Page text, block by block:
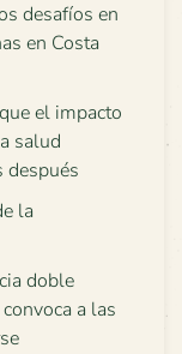
desafíos en
en Costa
el impacto
salud
después
la
doble
a las